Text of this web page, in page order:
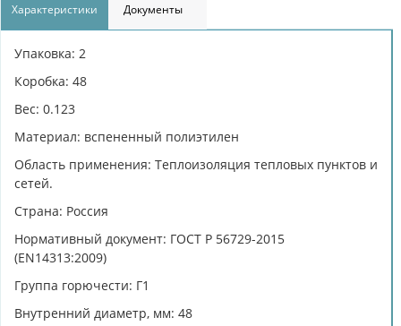
Характеристики Документы
Упаковка: 2
Коробка: 48
Вес: 0.123
Материал: вспененный полиэтилен
Область применения: Теплоизоляция тепловых пунктов и
сетей.
Страна: Россия
Нормативный документ: ГОСТ Р 56729-2015
(EN14313:2009)
Группа горючести: Г1
Внутренний диаметр, мм: 48